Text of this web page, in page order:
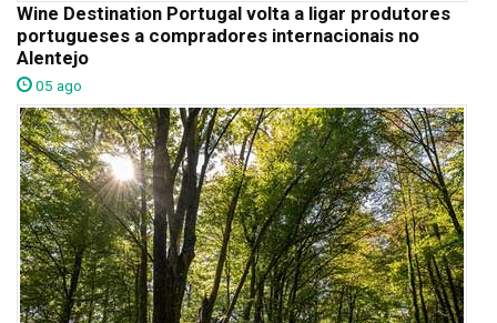
Wine Destination Portugal volta a ligar produtores
portugueses a compradores internacionais no
Alentejo
05 ago